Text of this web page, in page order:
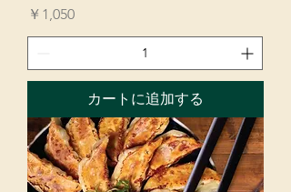
価格
￥1,050
カートに追加する